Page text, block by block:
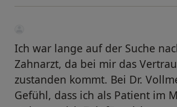
Ich war lange auf der Suche
Zahnarzt, da bei mir das
zustanden kommt. Bei Dr.
Gefühl, dass ich als Patient im